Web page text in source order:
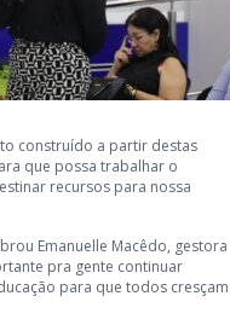
construído a partir destas
que possa trabalhar o
recursos para nossa
Emanuelle Macêdo, gestora
pra gente continuar
para que todos cresçam